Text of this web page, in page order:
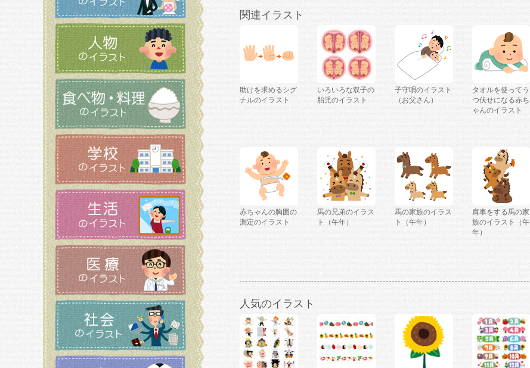
関連イラスト
助けを求めるシグ
ナルのイラスト
いろいろな双子の
胎児のイラスト
子守唄のイラスト
（お父さん）
タオルを使ってう
つ伏せになる赤ち
ゃんのイラスト
赤ちゃんの胸囲の
測定のイラスト
馬の兄弟のイラス
ト（午年）
馬の家族のイラス
ト（午年）
肩車をする馬の家
族のイラスト（午
年）
人気のイラスト